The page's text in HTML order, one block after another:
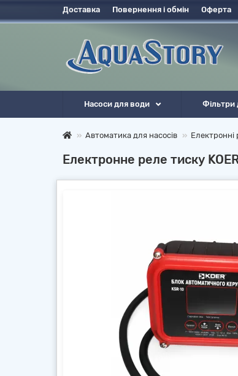
Доставка Повернення і обмін Оферта
Насоси для води Фільтри
Автоматика для насосів Електронні
Електронне реле тиску